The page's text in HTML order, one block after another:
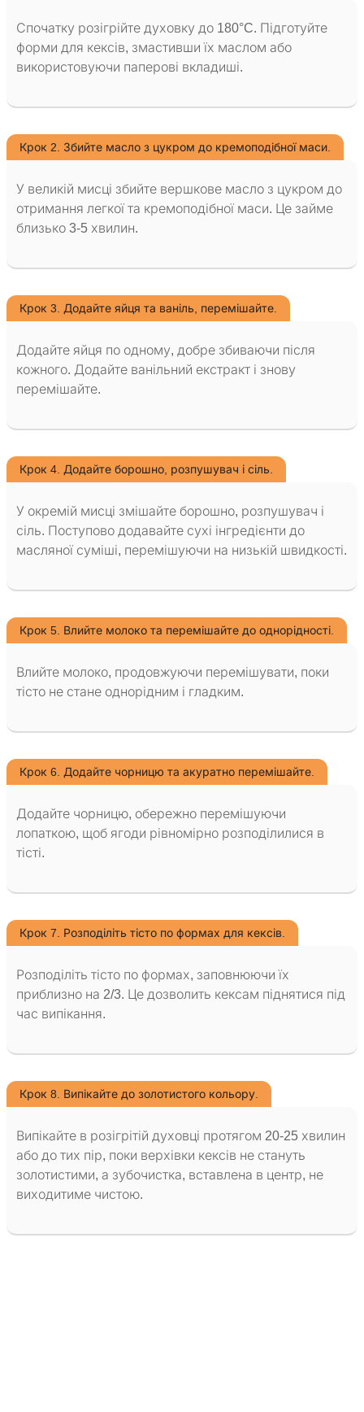
Спочатку розігрійте духовку до 180°C. Підготуйте
форми для кексів, змастивши їх маслом або
використовуючи паперові вкладиші.
Крок 2. Збийте масло з цукром до кремоподібної маси.
У великій мисці збийте вершкове масло з цукром до
отримання легкої та кремоподібної маси. Це займе
близько 3-5 хвилин.
Крок 3. Додайте яйця та ваніль, перемішайте.
Додайте яйця по одному, добре збиваючи після
кожного. Додайте ванільний екстракт і знову
перемішайте.
Крок 4. Додайте борошно, розпушувач і сіль.
У окремій мисці змішайте борошно, розпушувач і
сіль. Поступово додавайте сухі інгредієнти до
масляної суміші, перемішуючи на низькій швидкості.
Крок 5. Влийте молоко та перемішайте до однорідності.
Влийте молоко, продовжуючи перемішувати, поки
тісто не стане однорідним і гладким.
Крок 6. Додайте чорницю та акуратно перемішайте.
Додайте чорницю, обережно перемішуючи
лопаткою, щоб ягоди рівномірно розподілилися в
тісті.
Крок 7. Розподіліть тісто по формах для кексів.
Розподіліть тісто по формах, заповнюючи їх
приблизно на 2/3. Це дозволить кексам піднятися під
час випікання.
Крок 8. Випікайте до золотистого кольору.
Випікайте в розігрітій духовці протягом 20-25 хвилин
або до тих пір, поки верхівки кексів не стануть
золотистими, а зубочистка, вставлена в центр, не
виходитиме чистою.